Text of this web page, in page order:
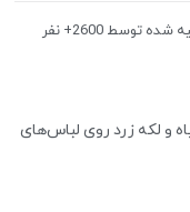
توسط 2600+ نفر
و لکه زرد روی لباس‌های